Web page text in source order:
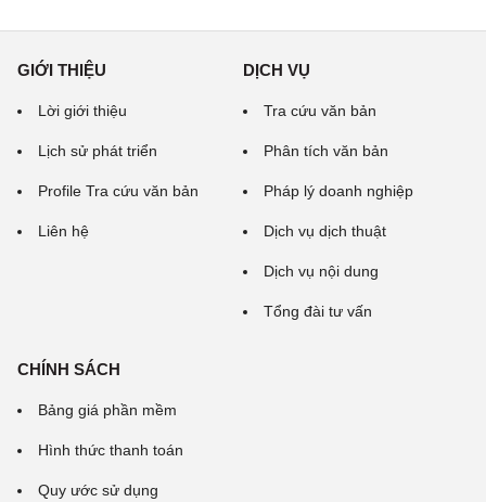
GIỚI THIỆU
Lời giới thiệu
Lịch sử phát triển
Profile Tra cứu văn bản
Liên hệ
DỊCH VỤ
Tra cứu văn bản
Phân tích văn bản
Pháp lý doanh nghiệp
Dịch vụ dịch thuật
Dịch vụ nội dung
Tổng đài tư vấn
CHÍNH SÁCH
Bảng giá phần mềm
Hình thức thanh toán
Quy ước sử dụng